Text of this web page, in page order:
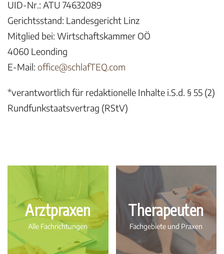
UID-Nr.: ATU 74632089
Gerichtsstand: Landesgericht Linz
Mitglied bei: Wirtschaftskammer OÖ
4060 Leonding
E-Mail: office@schlafTEQ.com
*verantwortlich für redaktionelle Inhalte i.S.d. § 55 (2)
Rundfunkstaatsvertrag (RStV)
Arztpraxen
Alle Fachrichtungen
Therapeuten
Fachgebiete und Praxen